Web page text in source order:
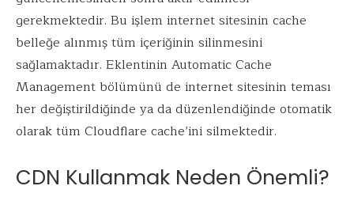
gerekmektedir. Bu işlem internet sitesinin cache
belleğe alınmış tüm içeriğinin silinmesini
sağlamaktadır. Eklentinin Automatic Cache
Management bölümünü de internet sitesinin teması
her değiştirildiğinde ya da düzenlendiğinde otomatik
olarak tüm Cloudflare cache’ini silmektedir.
CDN Kullanmak Neden Önemli?